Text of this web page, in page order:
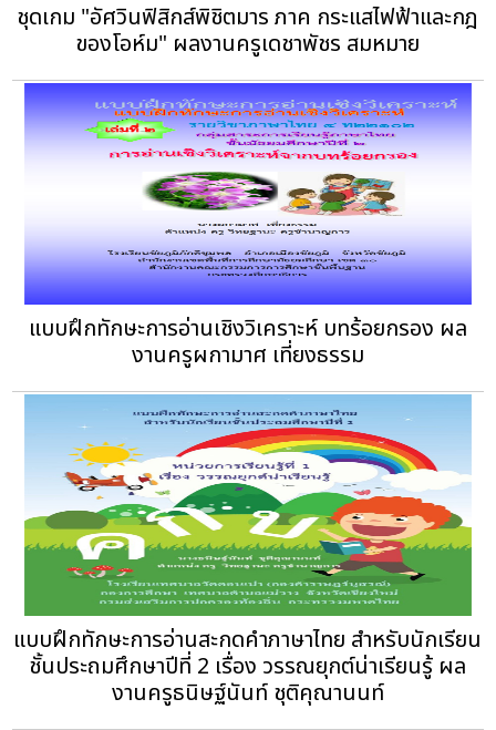
ชุดเกม "อัศวินฟิสิกส์พิชิตมาร ภาค กระแสไฟฟ้าและกฎ
ของโอห์ม" ผลงานครูเดชาพัชร สมหมาย
แบบฝึกทักษะการอ่านเชิงวิเคราะห์ บทร้อยกรอง ผล
งานครูผกามาศ เที่ยงธรรม
แบบฝึกทักษะการอ่านสะกดคำภาษาไทย สำหรับนักเรียน
ชั้นประถมศึกษาปีที่ 2 เรื่อง วรรณยุกต์น่าเรียนรู้ ผล
งานครูธนิษฐ์นันท์ ชุติคุณานนท์